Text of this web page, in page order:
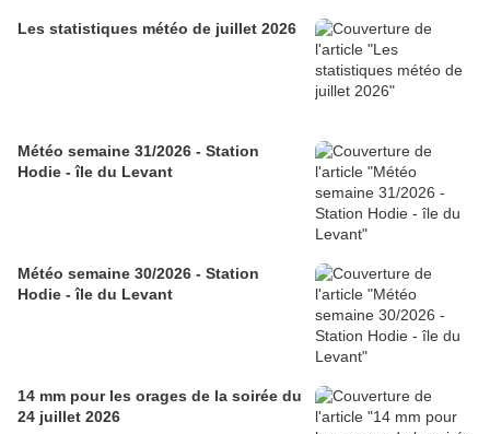
Les statistiques météo de juillet 2026
Météo semaine 31/2026 - Station
Hodie - île du Levant
Météo semaine 30/2026 - Station
Hodie - île du Levant
14 mm pour les orages de la soirée du
24 juillet 2026